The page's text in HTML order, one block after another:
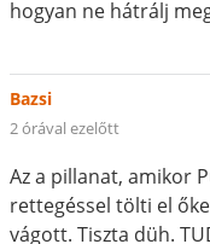
hogyan ne hátrálj
Bazsi
2 órával ezelőtt
Az a pillanat, amikor
rettegéssel tölti el
vágott. Tiszta düh.